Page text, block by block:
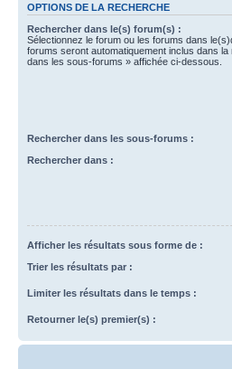
OPTIONS DE LA RECHERCHE
Rechercher dans le(s) forum(s) :
Sélectionnez le forum ou les forums dans
forums seront automatiquement inclus dans
dans les sous-forums » affichée ci-dessous.
Rechercher dans les sous-forums :
Rechercher dans :
Afficher les résultats sous forme de :
Trier les résultats par :
Limiter les résultats dans le temps :
Retourner le(s) premier(s) :